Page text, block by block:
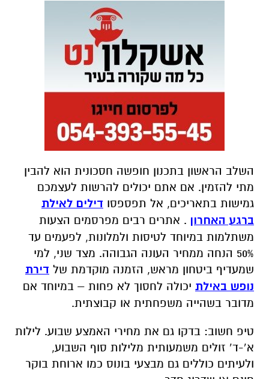
השלב הראשון בתכנון חופשה חסכונית הוא להבין
מתי להזמין. אם אתם יכולים להרשות לעצמכם
גמישות בתאריכים, אל תפספסו דילים לאילת
ברגע האחרון . אתרים רבים מפרסמים הצעות
משתלמות במיוחד לטיסות ולמלונות, לפעמים עד
50% הנחה ממחיר העונה הגבוהה. מצד שני, למי
שמעדיף ביטחון מראש, הזמנה מוקדמת של דירת
נופש באילת יכולה לחסוך לא פחות – במיוחד אם
מדובר בשהייה משפחתית או קבוצתית.
טיפ חשוב: בדקו גם את מחירי האמצע שבוע. לילות
א’-ד’ זולים משמעותית מלילות סוף השבוע,
ולעיתים כוללים גם מבצעי בונוס כמו ארוחת בוקר